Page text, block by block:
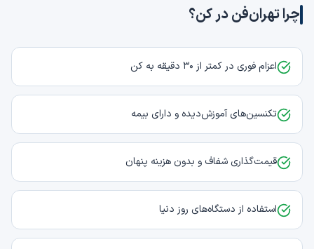
چرا تهران‌فن درکن؟
اعزام فوری در کمتر از ۳۰ دقیقه به کن
تکنسین‌های آموزش‌دیده و دارای بیمه
قیمت‌گذاری شفاف و بدون هزینه پنهان
استفاده از دستگاه‌های روز دنیا